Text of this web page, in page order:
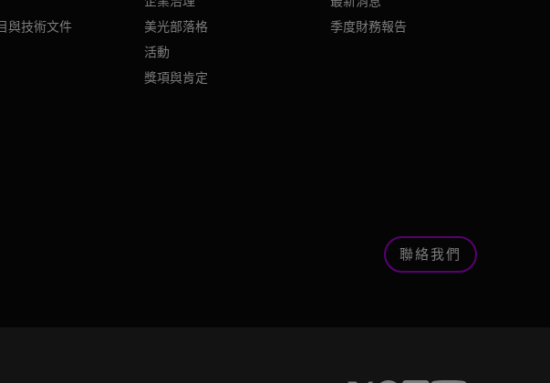
與技術文件
美光部落格
活動
獎項與肯定
季度財務報告
聯絡我們